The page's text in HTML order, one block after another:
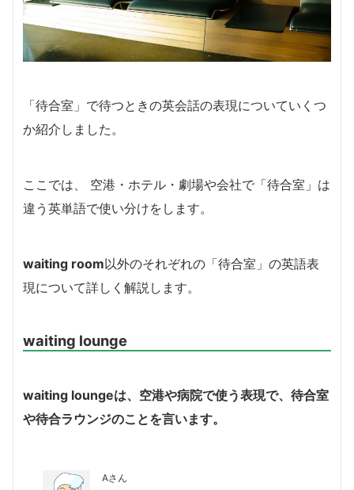
「待合室」で待つときの英会話の表現についていくつ
か紹介しました。
ここでは、 空港・ホテル・劇場や会社で「待合室」は
違う英単語で使い分けをします。
waiting room以外のそれぞれの「待合室」の英語表
現について詳しく解説します。
waiting lounge
waiting loungeは、空港や病院で使う表現で、待合室
や待合ラウンジのことを言います。
Aさん